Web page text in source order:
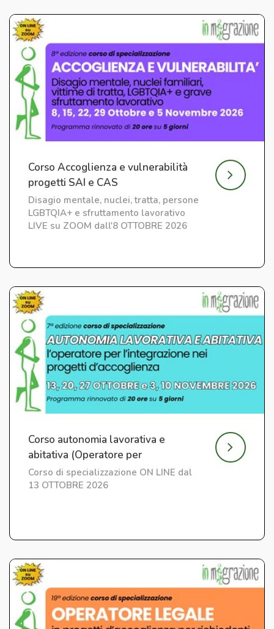
Corso Accoglienza e vulnerabilità
progetti SAI e CAS
Disagio mentale, nuclei, tratta, persone
LGBTQIA+ e sfruttamento lavorativo
LIVE su ZOOM dall'8 OTTOBRE 2026
Corso autonomia lavorativa e
abitativa (Operatore per
l'Integrazione) ed. 7
Corso di specializzazione ON LINE dal
13 OTTOBRE 2026